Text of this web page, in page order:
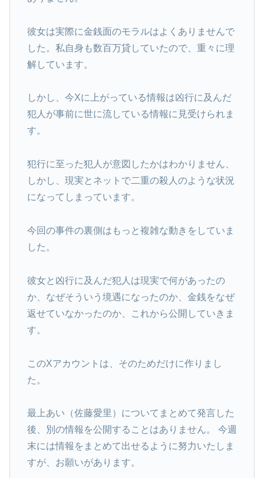
彼女は実際に金銭面のモラルはよくありませんで
した。私自身も数百万貸していたので、重々に理
解しています。
しかし、今Xに上がっている情報は凶行に及んだ
犯人が事前に世に流している情報に見受けられま
す。
犯行に至った犯人が意図したかはわかりません、
しかし、現実とネットで二重の殺人のような状況
になってしまっています。
今回の事件の裏側はもっと複雑な動きをしていま
した。
彼女と凶行に及んだ犯人は現実で何があったの
か、なぜそういう境遇になったのか、金銭をなぜ
返せていなかったのか、これから公開していきま
す。
このXアカウントは、そのためだけに作りまし
た。
最上あい（佐藤愛里）についてまとめて発言した
後、別の情報を公開することはありません。 今週
末には情報をまとめて出せるように努力いたしま
すが、お願いがあります。